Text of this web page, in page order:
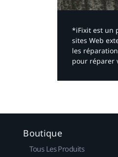
*iFixit est un
sites Web
les
pour réparer
Boutique
Tous Les Produits